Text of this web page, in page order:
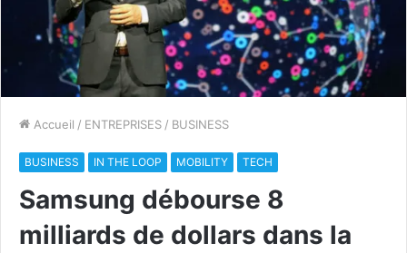
Accueil / ENTREPRISES / BUSINESS
BUSINESS IN THE LOOP MOBILITY TECH
Samsung débourse 8
milliards de dollars dans la